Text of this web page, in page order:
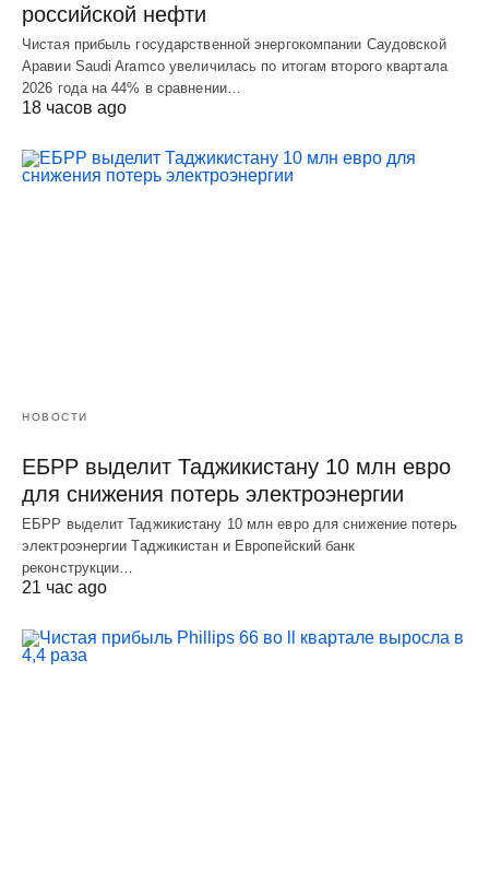
российской нефти
Чистая прибыль государственной энергокомпании Саудовской
Аравии Saudi Aramco увеличилась по итогам второго квартала
2026 года на 44% в сравнении…
18 часов ago
НОВОСТИ
ЕБРР выделит Таджикистану 10 млн евро
для снижения потерь электроэнергии
ЕБРР выделит Таджикистану 10 млн евро для снижение потерь
электроэнергии Таджикистан и Европейский банк
реконструкции…
21 час ago